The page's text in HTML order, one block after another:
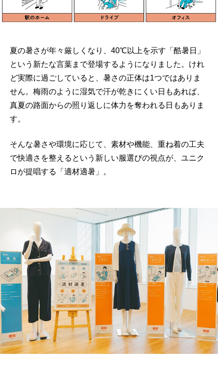
夏の暑さが年々厳しくなり、40℃以上を示す「酷暑日」
という新たな言葉まで登場するようになりました。けれ
ど実際に過ごしていると、暑さの正体は1つではありま
せん。梅雨のように湿気で汗が乾きにくい日もあれば、
真夏の路面からの照り返しに体力を奪われる日もありま
す。
そんな暑さや環境に応じて、素材や機能、重ね着の工夫
で快適さを整えるという新しい服選びの視点が、ユニク
ロが提唱する「適材適暑」。